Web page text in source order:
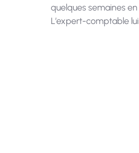
quelques semaines en
L’expert-comptable